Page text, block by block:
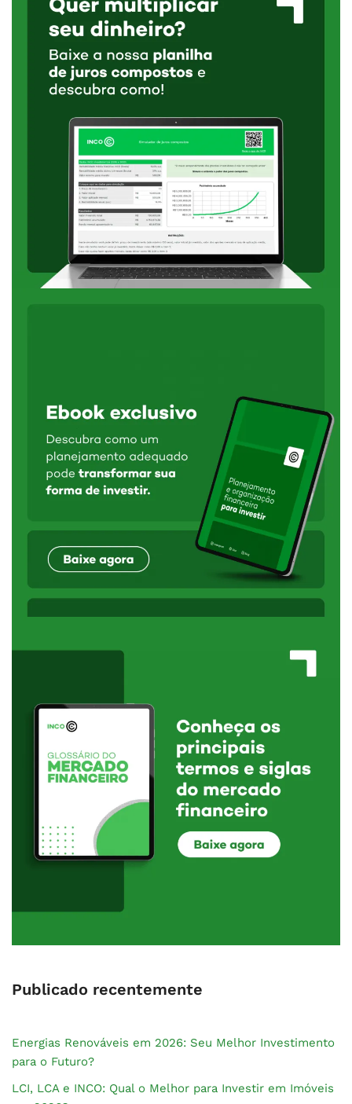
Publicado recentemente
Energias Renováveis em 2026: Seu Melhor Investimento
para o Futuro?
LCI, LCA e INCO: Qual o Melhor para Investir em Imóveis